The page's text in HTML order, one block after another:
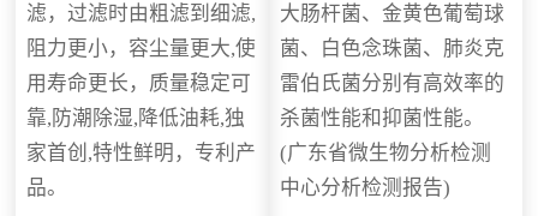
滤，过滤时由粗滤到细滤,
阻力更小，容尘量更大,使
用寿命更长，质量稳定可
靠,防潮除湿,降低油耗,独
家首创,特性鲜明，专利产
品。
大肠杆菌、金黄色葡萄球
菌、白色念珠菌、肺炎克
雷伯氏菌分别有高效率的
杀菌性能和抑菌性能。
(广东省微生物分析检测
中心分析检测报告)